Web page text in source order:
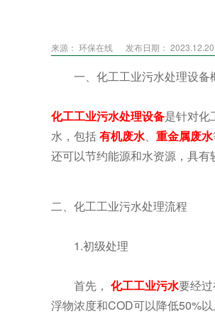
来源： 环保在线 发布日期： 2023.12.20
一、化工工业污水处理设备
化工工业污水处理设备是针对化
水，包括有机废水、 重金属废水
还可以节约能源和水资源，具有
二、化工工业污水处理流程
1.初级处理
首先， 化工工业污水要经
浮物浓度和COD可以降低50%